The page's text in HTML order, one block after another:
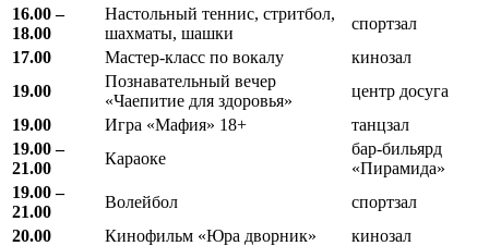
16.00 –
18.00
Настольный теннис, стритбол,
шахматы, шашки
спортзал
17.00
Мастер-класс по вокалу
кинозал
19.00
Познавательный вечер
«Чаепитие для здоровья»
центр досуга
19.00
Игра «Мафия» 18+
танцзал
19.00 –
21.00
Караоке
бар-бильярд
«Пирамида»
19.00 –
21.00
Волейбол
спортзал
20.00
Кинофильм «Юра дворник»
кинозал